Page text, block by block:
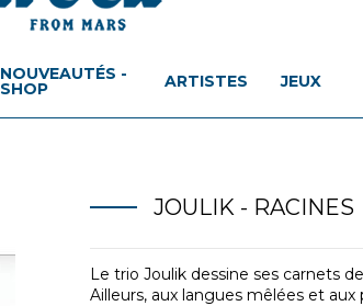
NOUVEAUTÉS -
SHOP ARTISTES JEUX
JOULIK - RACINES
Le trio Joulik dessine ses carnets
Ailleurs, aux langues mêlées et